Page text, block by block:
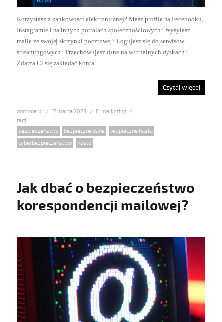
Korzystasz z bankowości elektronicznej? Masz profile na Fecebooku,
Instagramie i na innych portalach społecznościowych? Wysyłasz
maile ze swojej skrzynki pocztowej? Logujesz się do serwisów
streamingowych? Przechowujesz dane na wirtualnych dyskach?
Zdarza Ci się zakładać konta
Czytaj więcej
domena.pl
Posted
15 marca 2023 Categories
E-marketing
Tags
bezpieczeństwo bezpieczne dane bezpieczne hasła
cyberbezpieczeństwo
hasło
Jak dbać o bezpieczeństwo
korespondencji mailowej?